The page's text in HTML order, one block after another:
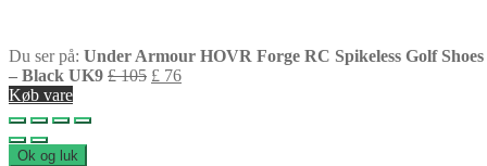
Du ser på: Under Armour HOVR Forge RC Spikeless Golf Shoes
– Black UK9 £105 £ 76
Køb vare